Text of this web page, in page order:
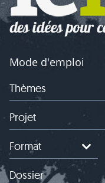
Mode d'emploi
Thèmes
Projet
Format
Dossier